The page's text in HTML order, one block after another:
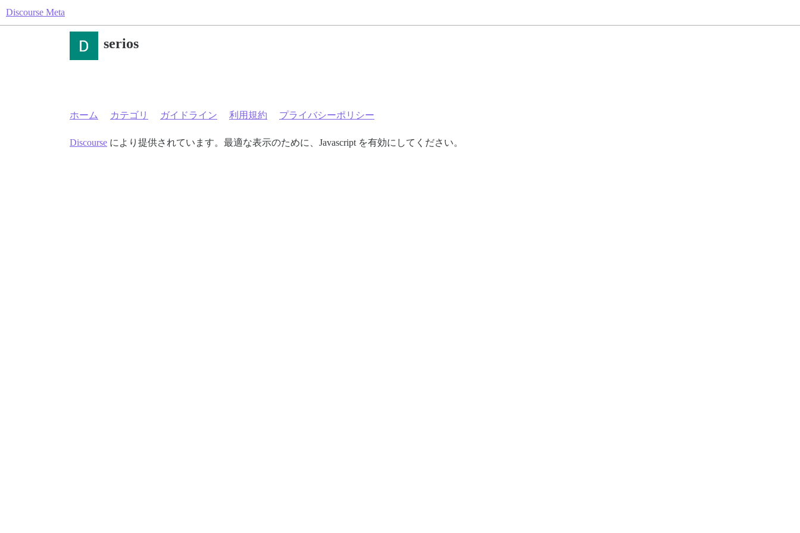
Discourse Meta
serios
ホーム カテゴリ ガイドライン 利用規約 プライバシーポリシー
Discourse により提供されています。最適な表示のために、Javascript を有効にしてください。